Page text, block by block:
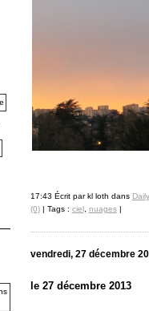
17:43 Écrit par kl loth dans
(0)| Tags : ciel, nuages|
vendredi, 27 décembre
le 27 décembre 2013